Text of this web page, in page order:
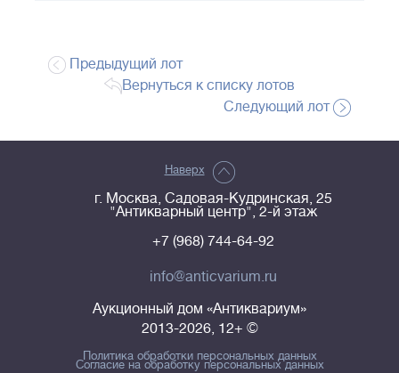
Предыдущий лот
Вернуться к списку лотов
Следующий лот
Наверх
г. Москва, Садовая-Кудринская, 25
"Антикварный центр", 2-й этаж
+7 (968) 744-64-92
info@anticvarium.ru
Аукционный дом «Антиквариум»
2013-2026, 12+ ©
Политика обработки персональных данных
Согласие на обработку персональных данных